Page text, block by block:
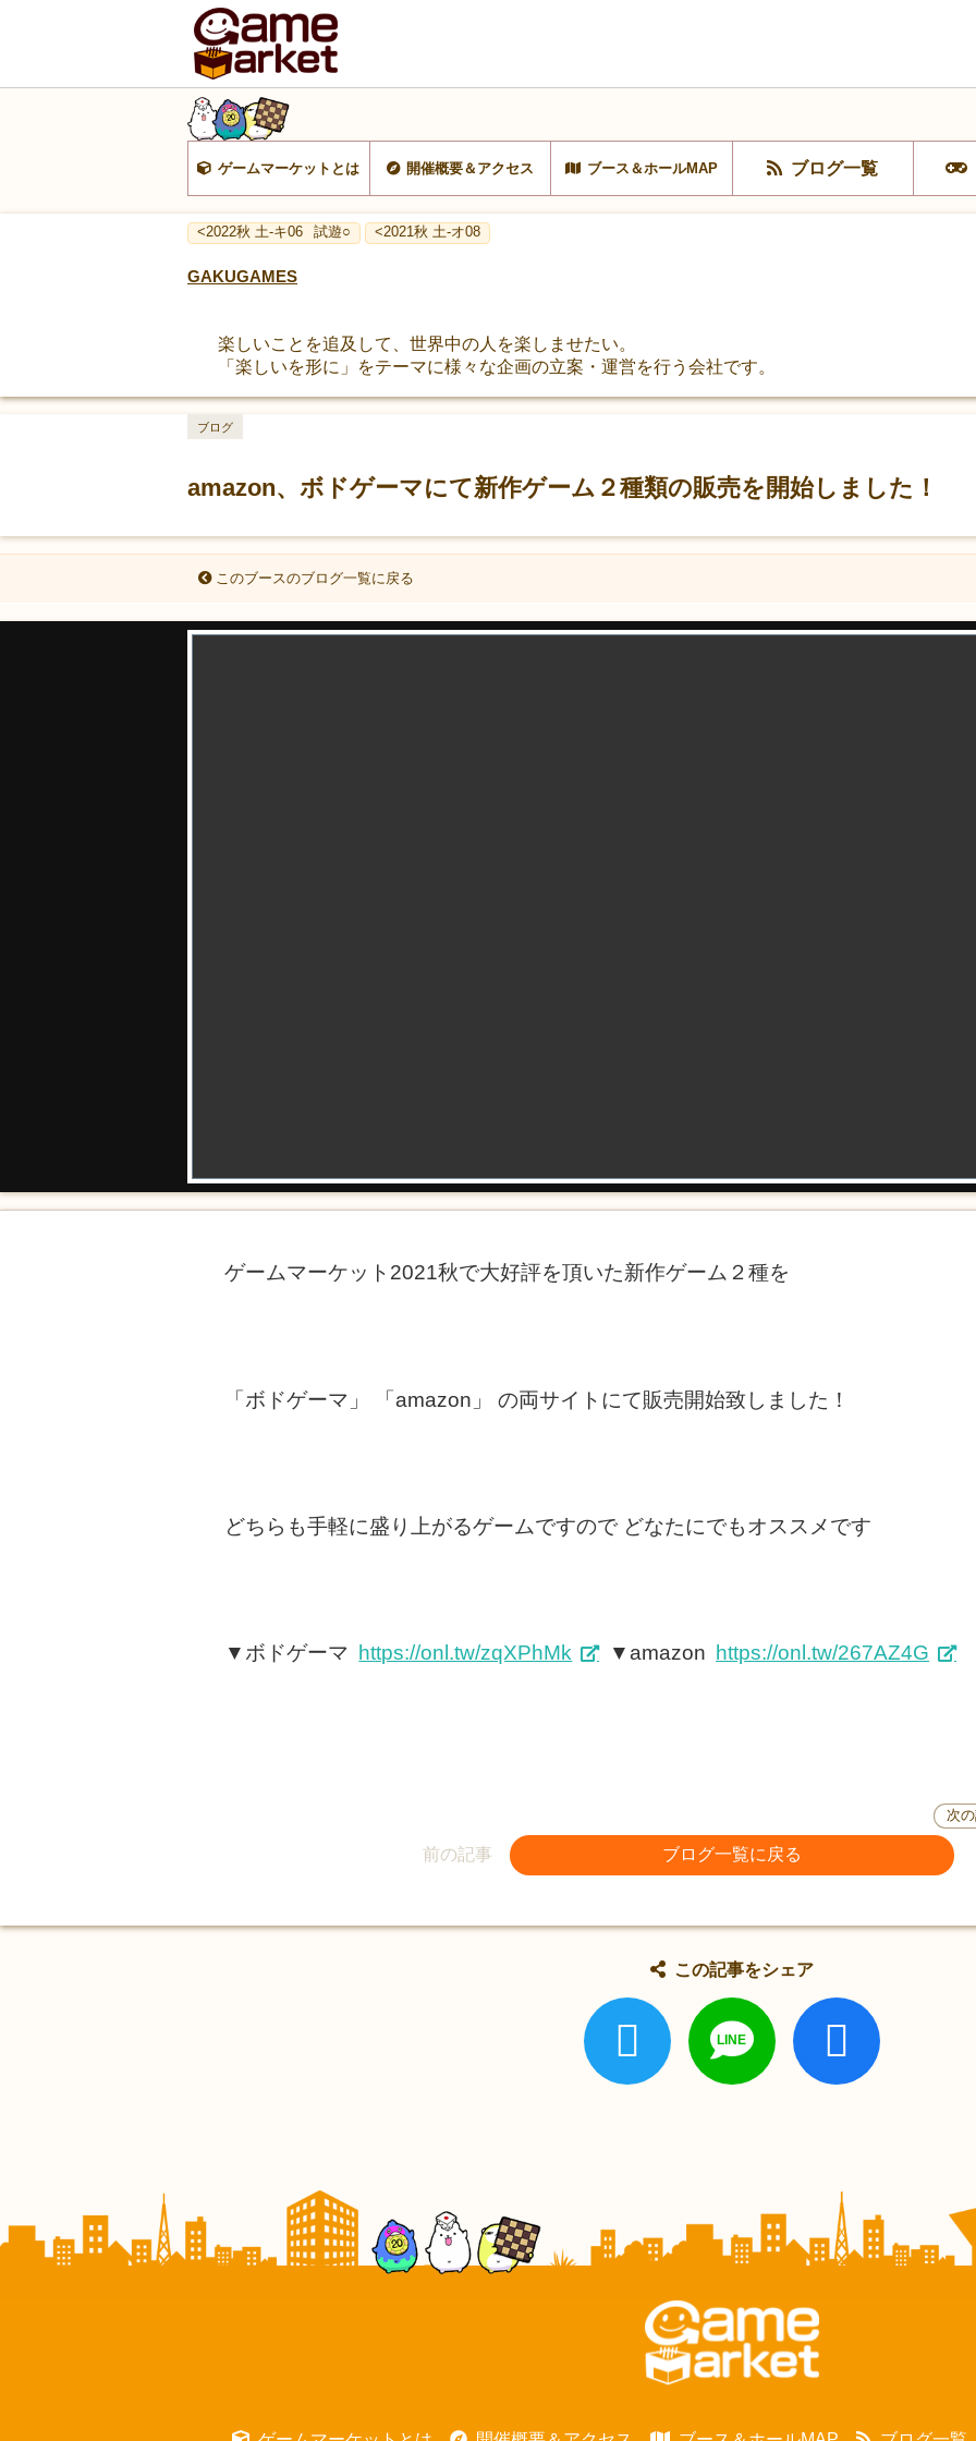
ゲームマーケットとは 開催概要＆アクセス ブース＆ホールMAP ブログ一覧
<2022秋 土-キ06 試遊○ <2021秋 土-オ08
GAKUGAMES
楽しいことを追及して、世界中の人を楽しませたい。
「楽しいを形に」をテーマに様々な企画の立案・運営を行う会社です。
amazon、ボドゲーマにて新作ゲーム２種類の販売を開始しました！
ブログ
このブースのブログ一覧に戻る
ゲームマーケット2021秋で大好評を頂いた新作ゲーム２種を
「ボドゲーマ」 「amazon」 の両サイトにて販売開始致しました！
どちらも手軽に盛り上がるゲームですので どなたにでもオススメです
▼ボドゲーマ https://onl.tw/zqXPhMk ▼amazon https://onl.tw/267AZ4G
前の記事 ブログ一覧に戻る
次
この記事をシェア